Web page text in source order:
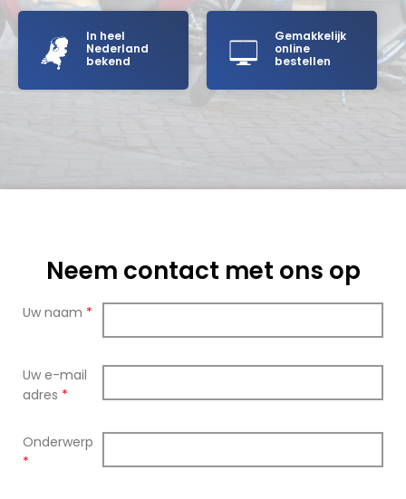
In heel
Nederland
bekend
Gemakkelijk
online
bestellen
Neem contact met ons op
Uw naam *
Uw e-mail
adres *
Onderwerp
*